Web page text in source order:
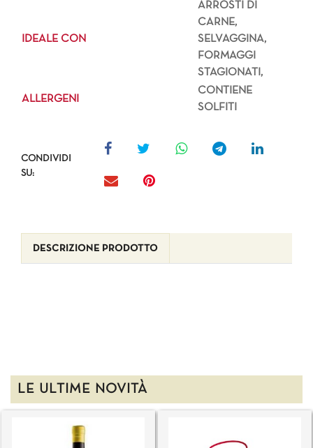
IDEALE CON
ARROSTI DI
CARNE,
SELVAGGINA,
FORMAGGI
STAGIONATI,
ALLERGENI
CONTIENE
SOLFITI
CONDIVIDI
SU:
DESCRIZIONE PRODOTTO
LE ULTIME NOVITÀ